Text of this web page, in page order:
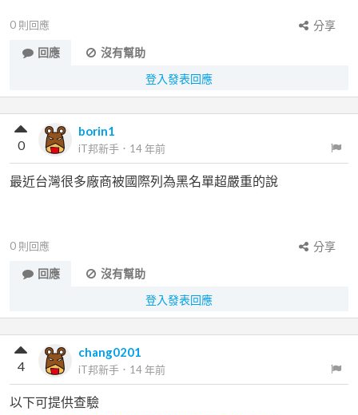
0 則回應
分享
回應
沒有幫助
登入發表回應
borin1
iT邦新手 ． 14 年前
0
最近台灣很多廠商被國際列為黑名單超嚴重的說
0 則回應
分享
回應
沒有幫助
登入發表回應
chang0201
iT邦新手 ． 14 年前
4
以下可提供查驗